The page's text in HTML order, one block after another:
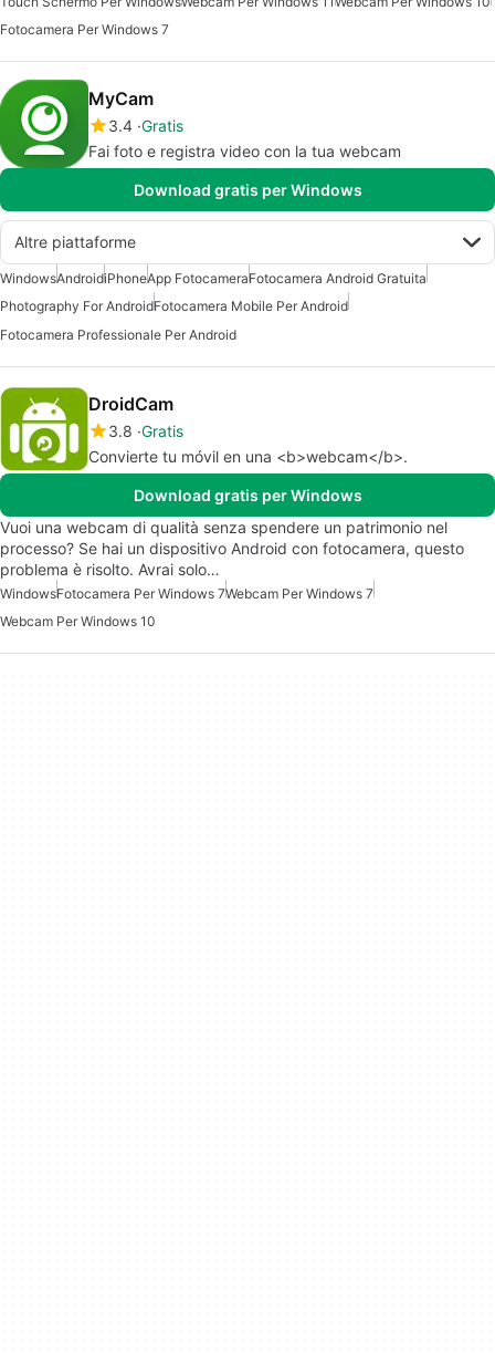
Fotocamera Per Windows 7
MyCam
3.4 Gratis
Fai foto e registra video con la tua webcam
Download gratis per Windows
Altre piattaforme
WindowsAndroidiPhoneApp FotocameraFotocamera Android Gratuita
Photography For AndroidFotocamera Mobile Per Android
Fotocamera Professionale Per Android
DroidCam
3.8 Gratis
Convierte tu móvil en una <b>webcam</b>.
Download gratis per Windows
Vuoi una webcam di qualità senza spendere un patrimonio nel
processo? Se hai un dispositivo Android con fotocamera, questo
problema è risolto. Avrai solo…
WindowsFotocamera Per Windows 7Webcam Per Windows 7
Webcam Per Windows 10